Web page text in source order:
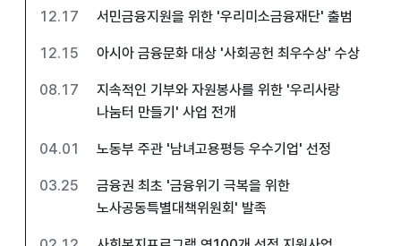
12.17 서민금융지원을 위한 '우리미소금융재단' 출범
12.15 아시아 금융문화 대상 '사회공헌 최우수상' 수상
08.17
지속적인 기부와 자원봉사를 위한 '우리사랑
나눔터 만들기' 사업 전개
04.01 노동부 주관 '남녀고용평등 우수기업' 선정
03.25
금융권 최초 '금융위기 극복을 위한
노사공동특별대책위원회' 발족